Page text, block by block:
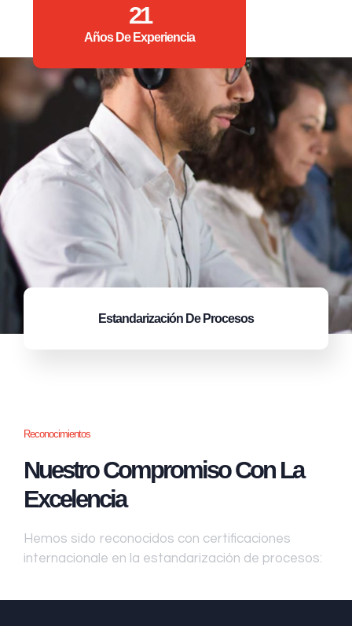
21
Años De Experiencia
Estandarización De Procesos
Reconocimientos
Nuestro Compromiso Con La
Excelencia
Hemos sido reconocidos con certificaciones
internacionale en la estandarización de procesos: